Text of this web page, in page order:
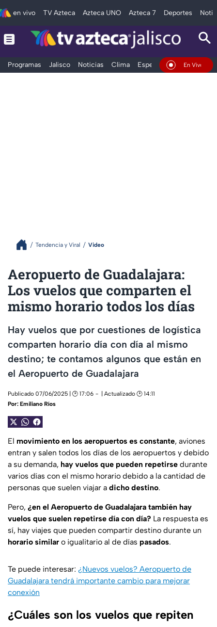
en vivo TV Azteca Azteca UNO Azteca 7 Deportes
Programas Jalisco Noticias Clima Espectáculos Deportes
En Vivo
Tendencia y Viral Video
Aeropuerto de Guadalajara:
Los vuelos que comparten el
mismo horario todos los días
Hay vuelos que por cuestiones de logística
comparten horario día con día al mismo
destino; te contamos algunos que están en
el Aeropuerto de Guadalajara
Publicado 07/06/2025 | 🕑 17:06
| Actualizado 🕑 14:11
Por: Emiliano Ríos
El movimiento en los aeropuertos es constante, aviones
entran y salen todos los días de los aeropuertos y debido
a su demanda, hay vuelos que pueden repetirse durante
varios días con el mismo horario debido a la cantidad de
personas que suelen viajar a dicho destino.
Pero, ¿en el Aeropuerto de Guadalajara también hay
vuelos que suelen repetirse día con día? La respuesta es
sí, hay viajes que pueden compartir destino durante un
horario similar o igualitario al de días pasados.
Te puede interesar: ¿Nuevos vuelos? Aeropuerto de
Guadalajara tendrá importante cambio para mejorar
conexión
¿Cuáles son los vuelos que repiten